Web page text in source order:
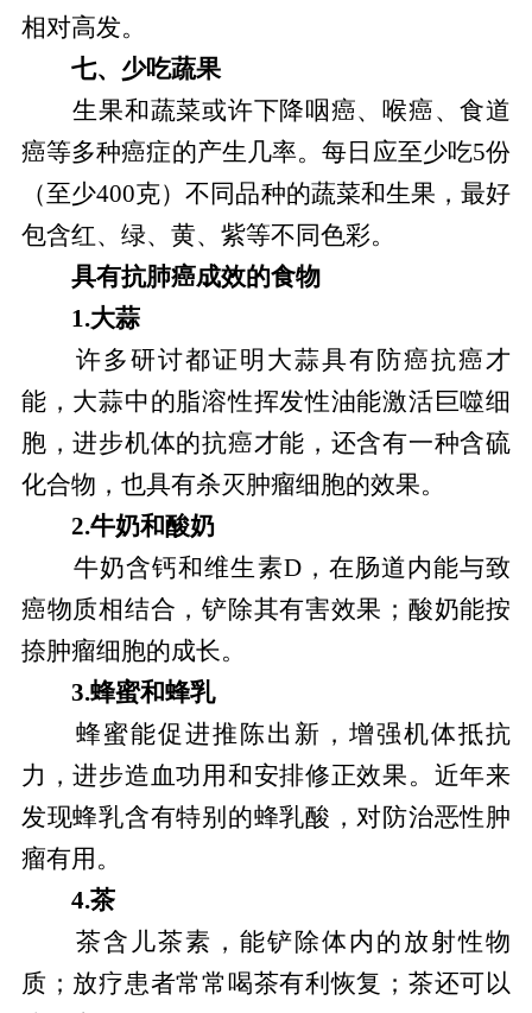
相对高发。
七、少吃蔬果
生果和蔬菜或许下降咽癌、喉癌、食道
癌等多种癌症的产生几率。每日应至少吃5份
（至少400克）不同品种的蔬菜和生果，最好
包含红、绿、黄、紫等不同色彩。
具有抗肺癌成效的食物
1.大蒜
许多研讨都证明大蒜具有防癌抗癌才
能，大蒜中的脂溶性挥发性油能激活巨噬细
胞，进步机体的抗癌才能，还含有一种含硫
化合物，也具有杀灭肿瘤细胞的效果。
2.牛奶和酸奶
牛奶含钙和维生素D，在肠道内能与致
癌物质相结合，铲除其有害效果；酸奶能按
捺肿瘤细胞的成长。
3.蜂蜜和蜂乳
蜂蜜能促进推陈出新，增强机体抵抗
力，进步造血功用和安排修正效果。近年来
发现蜂乳含有特别的蜂乳酸，对防治恶性肿
瘤有用。
4.茶
茶含儿茶素，能铲除体内的放射性物
质；放疗患者常常喝茶有利恢复；茶还可以